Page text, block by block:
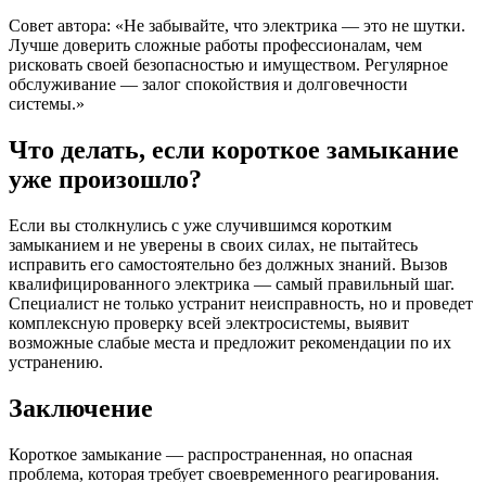
Совет автора: «Не забывайте, что электрика — это не шутки.
Лучше доверить сложные работы профессионалам, чем
рисковать своей безопасностью и имуществом. Регулярное
обслуживание — залог спокойствия и долговечности
системы.»
Что делать, если короткое замыкание
уже произошло?
Если вы столкнулись с уже случившимся коротким
замыканием и не уверены в своих силах, не пытайтесь
исправить его самостоятельно без должных знаний. Вызов
квалифицированного электрика — самый правильный шаг.
Специалист не только устранит неисправность, но и проведет
комплексную проверку всей электросистемы, выявит
возможные слабые места и предложит рекомендации по их
устранению.
Заключение
Короткое замыкание — распространенная, но опасная
проблема, которая требует своевременного реагирования.